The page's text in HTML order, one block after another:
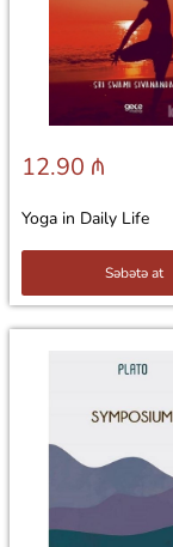
12.90 ₼
Yoga in Daily Life
Səbətə at